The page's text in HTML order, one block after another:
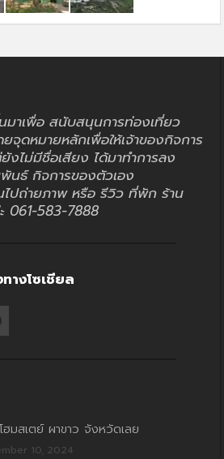
าเพื่อ สนับสนุนการท่องเที่ยว
จุดหมายหลักเพื่อให้เจ้าของกิจการ
งไม่มีชื่อเสียง ได้มาทำการลง
นธ์ กิจการของตัวเอง
ไปถ่ายภาพ หรือ รีวิว ที่พัก ร้าน
061-583-7888
างโซเชียล
ฮมสเตย์ ผาขาว จังหวัดเลย
10, 2024